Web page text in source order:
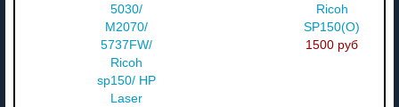
5030/
M2070/
5737FW/
Ricoh
sp150/ HP
Laser
Ricoh
SP150(О)
1500 руб